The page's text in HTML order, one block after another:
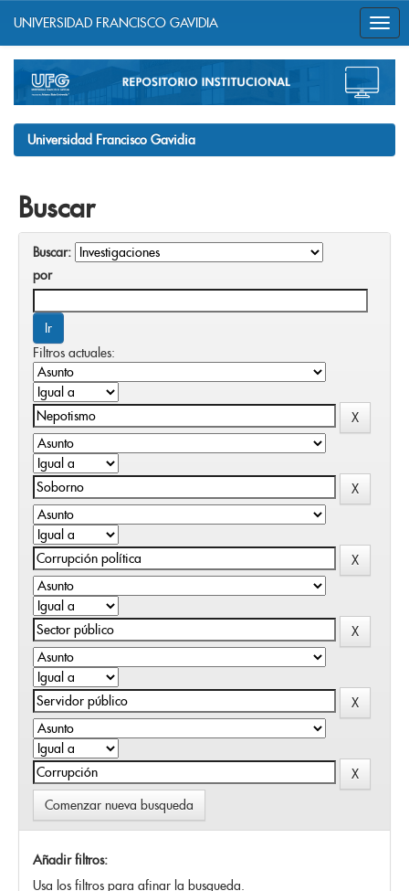
navigation
UNIVERSIDAD FRANCISCO GAVIDIA
Universidad Francisco Gavidia
Buscar
Buscar:
por
Filtros actuales:
Comenzar nueva busqueda
Añadir filtros:
Usa los filtros para afinar la busqueda.